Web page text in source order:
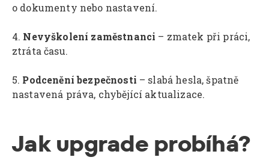
o dokumenty nebo nastavení.
4. Nevyškolení zaměstnanci – zmatek při práci,
ztráta času.
5. Podcenění bezpečnosti – slabá hesla, špatně
nastavená práva, chybějící aktualizace.
Jak upgrade probíhá?